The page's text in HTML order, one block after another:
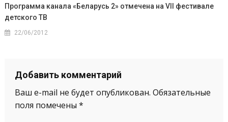
Программа канала «Беларусь 2» отмечена на VII фестивале
детского ТВ
22/06/2012
Добавить комментарий
Ваш e-mail не будет опубликован. Обязательные
поля помечены *